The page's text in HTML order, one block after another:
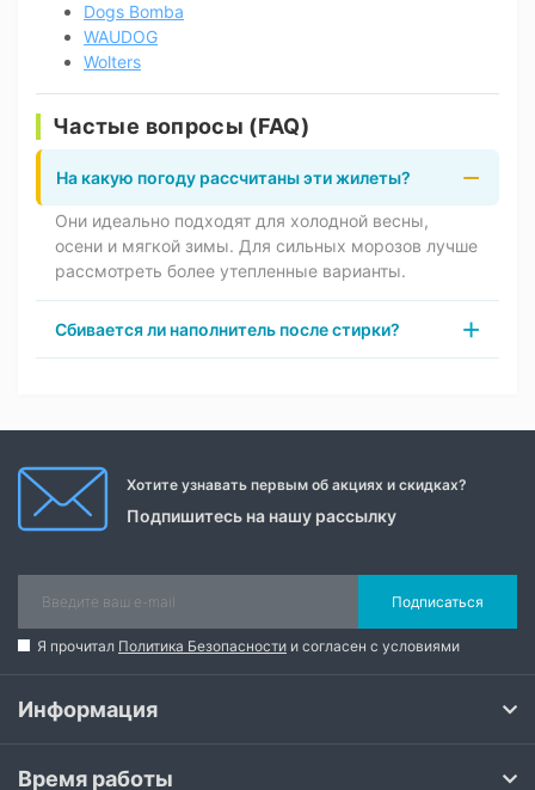
Dogs Bomba
WAUDOG
Wolters
Частые вопросы (FAQ)
На какую погоду рассчитаны эти жилеты?
Они идеально подходят для холодной весны,
осени и мягкой зимы. Для сильных морозов лучше
рассмотреть более утепленные варианты.
Сбивается ли наполнитель после стирки?
Хотите узнавать первым об акциях и скидках?
Подпишитесь на нашу рассылку
Подписаться
Я прочитал Политика Безопасности и согласен с условиями
Информация
Время работы